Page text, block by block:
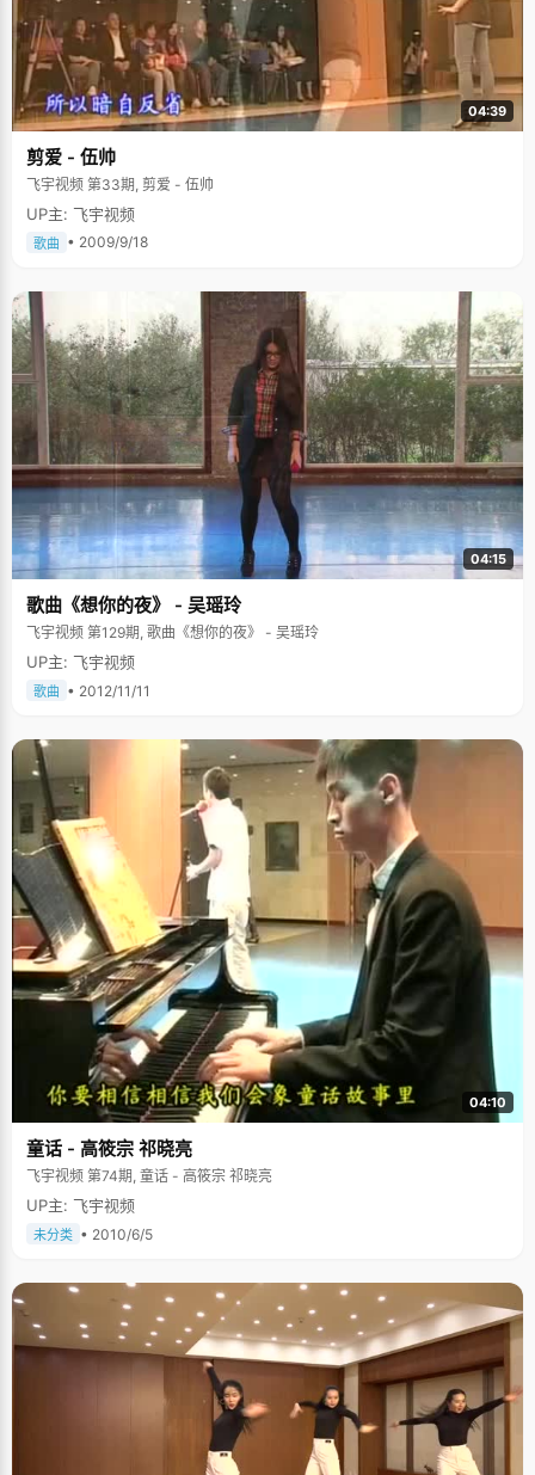
04:39
剪爱 - 伍帅
飞宇视频 第33期, 剪爱 - 伍帅
UP主: 飞宇视频
歌曲 • 2009/9/18
04:15
歌曲《想你的夜》 - 吴瑶玲
飞宇视频 第129期, 歌曲《想你的夜》 - 吴瑶玲
UP主: 飞宇视频
歌曲 • 2012/11/11
04:10
童话 - 高筱宗 祁晓亮
飞宇视频 第74期, 童话 - 高筱宗 祁晓亮
UP主: 飞宇视频
未分类 • 2010/6/5